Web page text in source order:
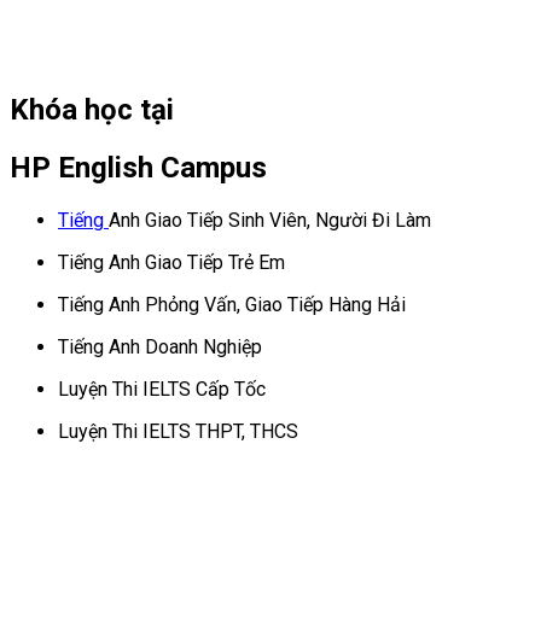
Khóa học tại
HP English Campus
Tiếng Anh Giao Tiếp Sinh Viên, Người Đi Làm
Tiếng Anh Giao Tiếp Trẻ Em
Tiếng Anh Phỏng Vấn, Giao Tiếp Hàng Hải
Tiếng Anh Doanh Nghiệp
Luyện Thi IELTS Cấp Tốc
Luyện Thi IELTS THPT, THCS